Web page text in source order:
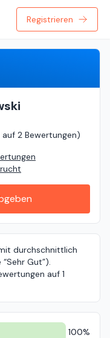
Registrieren
auf 2 Bewertungen)
durchschnittlich
Gut”).
auf 1
100%